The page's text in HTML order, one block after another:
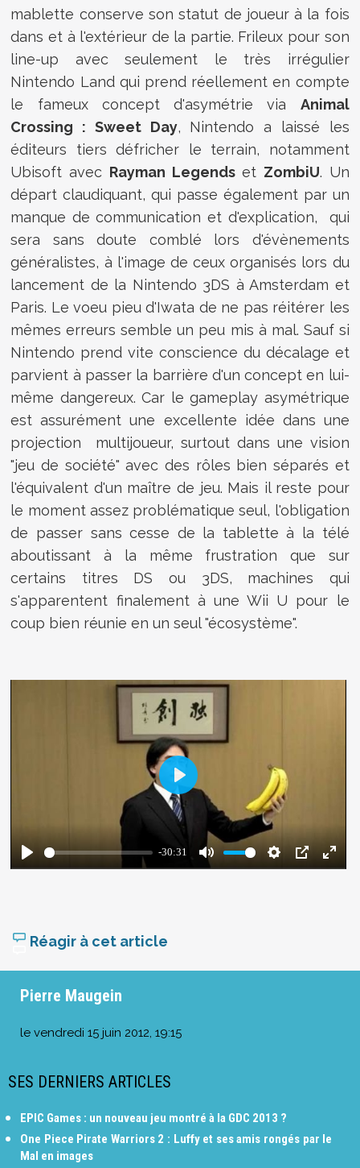
mablette conserve son statut de joueur à la fois
dans et à l'extérieur de la partie. Frileux pour son
line-up avec seulement le très irrégulier
Nintendo Land qui prend réellement en compte
le fameux concept d'asymétrie via Animal
Crossing : Sweet Day, Nintendo a laissé les
éditeurs tiers défricher le terrain, notamment
Ubisoft avec Rayman Legendset ZombiU. Un
départ claudiquant, qui passe également par un
manque de communication et d'explication, qui
sera sans doute comblé lors d'évènements
généralistes, à l'image de ceux organisés lors du
lancement de la Nintendo 3DS à Amsterdam et
Paris. Le voeu pieu d'Iwata de ne pas réitérer les
mêmes erreurs semble un peu mis à mal. Sauf si
Nintendo prend vite conscience du décalage et
parvient à passer la barrière d'un concept en lui-
même dangereux. Car le gameplay asymétrique
est assurément une excellente idée dans une
projection multijoueur, surtout dans une vision
"jeu de société" avec des rôles bien séparés et
l'équivalent d'un maître de jeu. Mais il reste pour
le moment assez problématique seul, l'obligation
de passer sans cesse de la tablette à la télé
aboutissant à la même frustration que sur
certains titres DS ou 3DS, machines qui
s'apparentent finalement à une Wii U pour le
coup bien réunie en un seul "écosystème".
Réagir à cet article
Pierre Maugein
le vendredi 15 juin 2012, 19:15
SES DERNIERS ARTICLES
EPIC Games : un nouveau jeu montré à la GDC 2013 ?
One Piece Pirate Warriors 2 : Luffy et ses amis rongés par le
Mal en images